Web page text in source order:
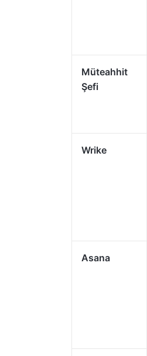
Müteahhit
Şefi
Wrike
Asana